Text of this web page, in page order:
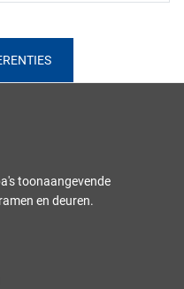
toonaangevende
en deuren.